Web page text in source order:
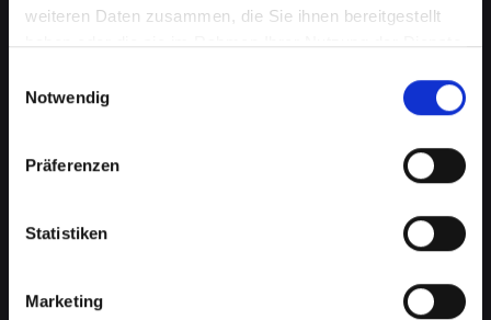
weiteren Daten zusammen, die Sie ihnen bereitgestellt
haben oder die sie im Rahmen Ihrer Nutzung der Dienste
Notwendig
Präferenzen
Statistiken
Marketing
Ladebuchsenprobleme bei
Ihrem IPHONE-11-PRO in
Aderklaa? Schnelle Reparatur
Ein häufiges Problem bei Smartphones ist die
bedeuten, dass Ihr IPHONE-11-PRO nicht mehr